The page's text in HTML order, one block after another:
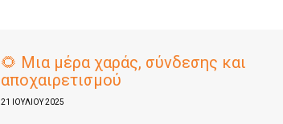
🌻 Μια μέρα χαράς, σύνδεσης και
αποχαιρετισμού
21 ΙΟΥΛΊΟΥ 2025